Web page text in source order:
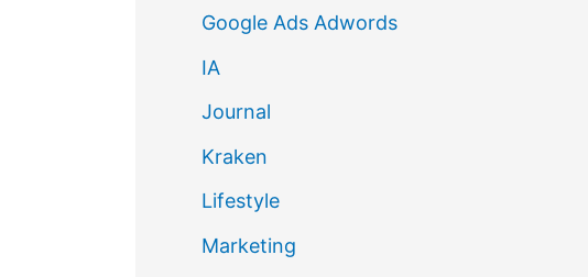
Google Ads Adwords
IA
Journal
Kraken
Lifestyle
Marketing